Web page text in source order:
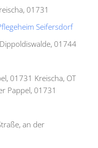
01731
Seifersdorf
01744
01731 Kreischa, OT
Pappel, 01731
an der